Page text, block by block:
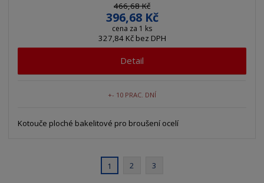
466,68 Kč
396,68 Kč
cena za 1 ks
327,84 Kč bez DPH
Detail
+- 10 PRAC. DNÍ
Kotouče ploché bakelitové pro broušení ocelí
1 2 3